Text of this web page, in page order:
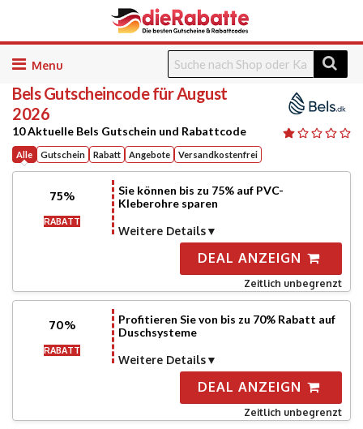
Skip
content
BelsGutscheincode für August
2026
10 Aktuelle Bels Gutschein und Rabattcode
Alle Gutschein Rabatt Angebote Versandkostenfrei
75%
RABATT
Sie können bis zu 75% auf PVC-
Kleberohre sparen
Weitere Details
DEAL ANZEIGN
Zeitlich unbegrenzt
70%
RABATT
Profitieren Sie von bis zu 70% Rabatt auf
Duschsysteme
Weitere Details
DEAL ANZEIGN
Zeitlich unbegrenzt